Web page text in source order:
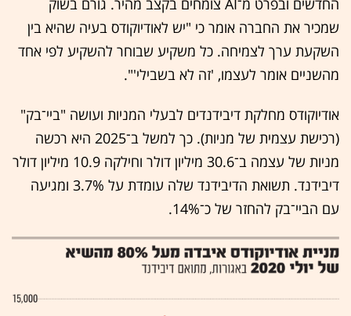
החדשים ובפרט מ־AI צומחים בקצב מהיר. גורם בשוק
שמכיר את החברה אומר כי "יש לאודיוקודס בעיה שהיא בין
השקעת ערך לצמיחה. כל משקיע שבוחר להשקיע לפי אחד
מהשניים אומר לעצמו, 'זה לא בשבילי'".
אודיוקודס מחלקת דיבידנדים לבעלי המניות ועושה "ביי־בק"
(רכישת עצמית של מניות). כך למשל ב־2025 היא רכשה
מניות של עצמה ב־30.6 מיליון דולר וחילקה 10.9 מיליון דולר
דיבידנד. תשואת הדיבידנד שלה עומדת על 3.7% ומגיעה
עם הביי־בק להחזר של כ־14%.